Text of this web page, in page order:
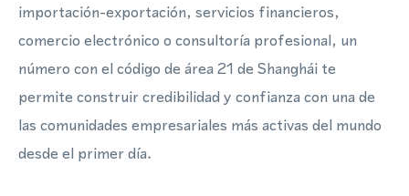
importación-exportación, servicios financieros,
comercio electrónico o consultoría profesional, un
número con el código de área 21 de Shanghái te
permite construir credibilidad y confianza con una de
las comunidades empresariales más activas del mundo
desde el primer día.